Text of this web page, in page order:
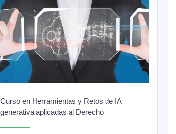
Curso en Herramientas y Retos de IA
generativa aplicadas al Derecho